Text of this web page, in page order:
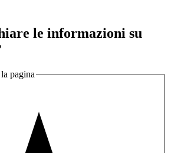
le informazioni su
pagina